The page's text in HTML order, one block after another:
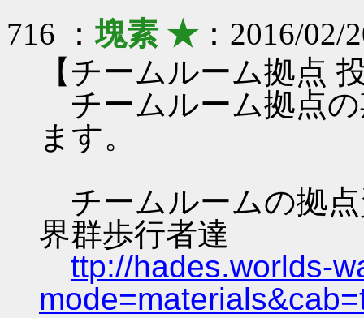
716 ：塊素 ★：2016/02/
【チームルーム拠点
チームルーム拠点
ます。
チームルームの拠
界群歩行者達
ttp://hades.worlds-